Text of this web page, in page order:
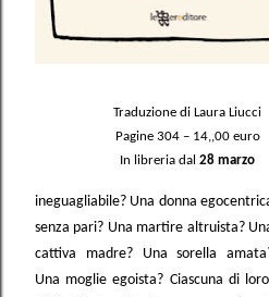
Traduzione di Laura Liucci
Pagine 304 – 14,,00 euro
In libreria dal 28 marzo
ineguagliabile? Una donna
senza pari? Una martire altruista?
cattiva madre? Una sorella
Una moglie egoista? Ciascuna di